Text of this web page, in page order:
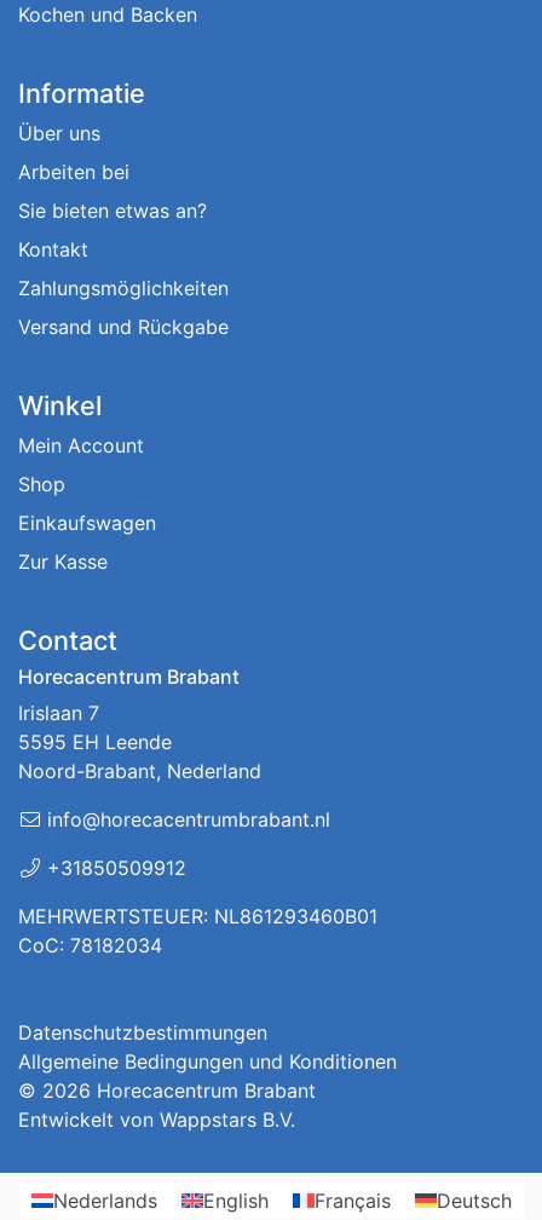
Kochen und Backen
Informatie
Über uns
Arbeiten bei
Sie bieten etwas an?
Kontakt
Zahlungsmöglichkeiten
Versand und Rückgabe
Winkel
Mein Account
Shop
Einkaufswagen
Zur Kasse
Contact
Horecacentrum Brabant
Irislaan 7
5595 EH Leende
Noord-Brabant, Nederland
info@horecacentrumbrabant.nl
+31850509912
MEHRWERTSTEUER: NL861293460B01
CoC: 78182034
Datenschutzbestimmungen
Allgemeine Bedingungen und Konditionen
© 2026 Horecacentrum Brabant
Entwickelt von Wappstars B.V.
Nederlands English Français Deutsch